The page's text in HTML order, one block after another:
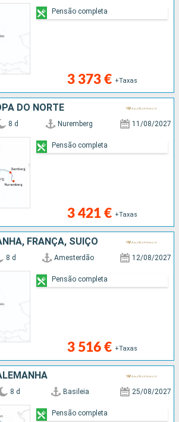
3 373 € +Taxas
Pensão completa
DO NORTE
8 d Nuremberg 11/08/2027
3 421 € +Taxas
Pensão completa
FRANÇA, SUÍÇO
8 d Amesterdão 12/08/2027
3 516 € +Taxas
Pensão completa
8 d Basileia 25/08/2027
Pensão completa